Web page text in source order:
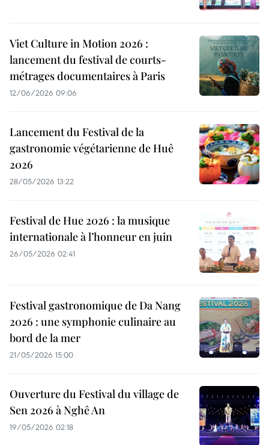
Viet Culture in Motion 2026 :
lancement du festival de courts-
métrages documentaires à Paris
12/06/2026 09:06
Lancement du Festival de la
gastronomie végétarienne de Huê
2026
28/05/2026 13:22
Festival de Hue 2026 : la musique
internationale à l’honneur en juin
26/05/2026 02:41
Festival gastronomique de Da Nang
2026 : une symphonie culinaire au
bord de la mer
21/05/2026 15:00
Ouverture du Festival du village de
Sen 2026 à Nghê An
19/05/2026 02:18